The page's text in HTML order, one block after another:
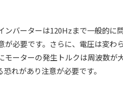
バーターは120Hzまで一般的に
必要です。さらに、電圧は変わ
ーターの発生トルクは周波数が
れがあり注意が必要です。